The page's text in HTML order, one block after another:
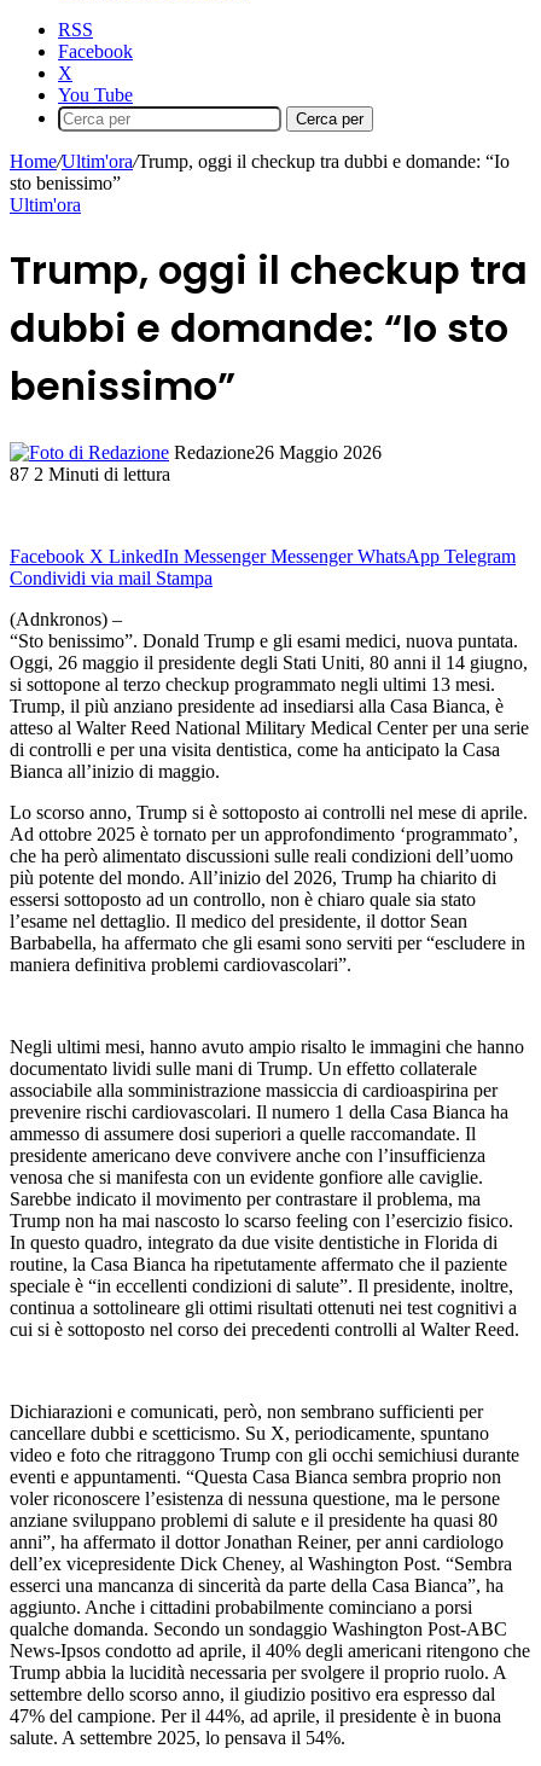
RSS
Facebook
X
You Tube
Cerca per
Home/Ultim'ora/Trump, oggi il checkup tra dubbi e domande: “Io
sto benissimo”
Ultim'ora
Trump, oggi il checkup tra
dubbi e domande: “Io sto
benissimo”
Redazione26 Maggio 2026
87 2 Minuti di lettura
Facebook X LinkedIn Messenger Messenger WhatsApp Telegram
Condividi via mail Stampa
(Adnkronos) –
“Sto benissimo”. Donald Trump e gli esami medici, nuova puntata.
Oggi, 26 maggio il presidente degli Stati Uniti, 80 anni il 14 giugno,
si sottopone al terzo checkup programmato negli ultimi 13 mesi.
Trump, il più anziano presidente ad insediarsi alla Casa Bianca, è
atteso al Walter Reed National Military Medical Center per una serie
di controlli e per una visita dentistica, come ha anticipato la Casa
Bianca all’inizio di maggio.
Lo scorso anno, Trump si è sottoposto ai controlli nel mese di aprile.
Ad ottobre 2025 è tornato per un approfondimento ‘programmato’,
che ha però alimentato discussioni sulle reali condizioni dell’uomo
più potente del mondo. All’inizio del 2026, Trump ha chiarito di
essersi sottoposto ad un controllo, non è chiaro quale sia stato
l’esame nel dettaglio. Il medico del presidente, il dottor Sean
Barbabella, ha affermato che gli esami sono serviti per “escludere in
maniera definitiva problemi cardiovascolari”.
Negli ultimi mesi, hanno avuto ampio risalto le immagini che hanno
documentato lividi sulle mani di Trump. Un effetto collaterale
associabile alla somministrazione massiccia di cardioaspirina per
prevenire rischi cardiovascolari. Il numero 1 della Casa Bianca ha
ammesso di assumere dosi superiori a quelle raccomandate. Il
presidente americano deve convivere anche con l’insufficienza
venosa che si manifesta con un evidente gonfiore alle caviglie.
Sarebbe indicato il movimento per contrastare il problema, ma
Trump non ha mai nascosto lo scarso feeling con l’esercizio fisico.
In questo quadro, integrato da due visite dentistiche in Florida di
routine, la Casa Bianca ha ripetutamente affermato che il paziente
speciale è “in eccellenti condizioni di salute”. Il presidente, inoltre,
continua a sottolineare gli ottimi risultati ottenuti nei test cognitivi a
cui si è sottoposto nel corso dei precedenti controlli al Walter Reed.
Dichiarazioni e comunicati, però, non sembrano sufficienti per
cancellare dubbi e scetticismo. Su X, periodicamente, spuntano
video e foto che ritraggono Trump con gli occhi semichiusi durante
eventi e appuntamenti. “Questa Casa Bianca sembra proprio non
voler riconoscere l’esistenza di nessuna questione, ma le persone
anziane sviluppano problemi di salute e il presidente ha quasi 80
anni”, ha affermato il dottor Jonathan Reiner, per anni cardiologo
dell’ex vicepresidente Dick Cheney, al Washington Post. “Sembra
esserci una mancanza di sincerità da parte della Casa Bianca”, ha
aggiunto. Anche i cittadini probabilmente cominciano a porsi
qualche domanda. Secondo un sondaggio Washington Post-ABC
News-Ipsos condotto ad aprile, il 40% degli americani ritengono che
Trump abbia la lucidità necessaria per svolgere il proprio ruolo. A
settembre dello scorso anno, il giudizio positivo era espresso dal
47% del campione. Per il 44%, ad aprile, il presidente è in buona
salute. A settembre 2025, lo pensava il 54%.